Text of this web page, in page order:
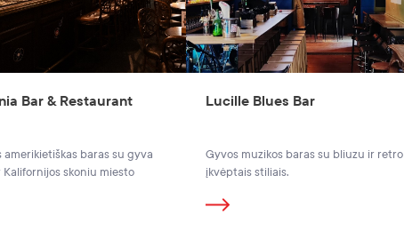
Bar & Restaurant
amerikietiškas baras su gyva
Kalifornijos skoniu miesto
Lucille Blues Bar
Gyvos muzikos baras su bliuzu ir retro
įkvėptais stiliais.